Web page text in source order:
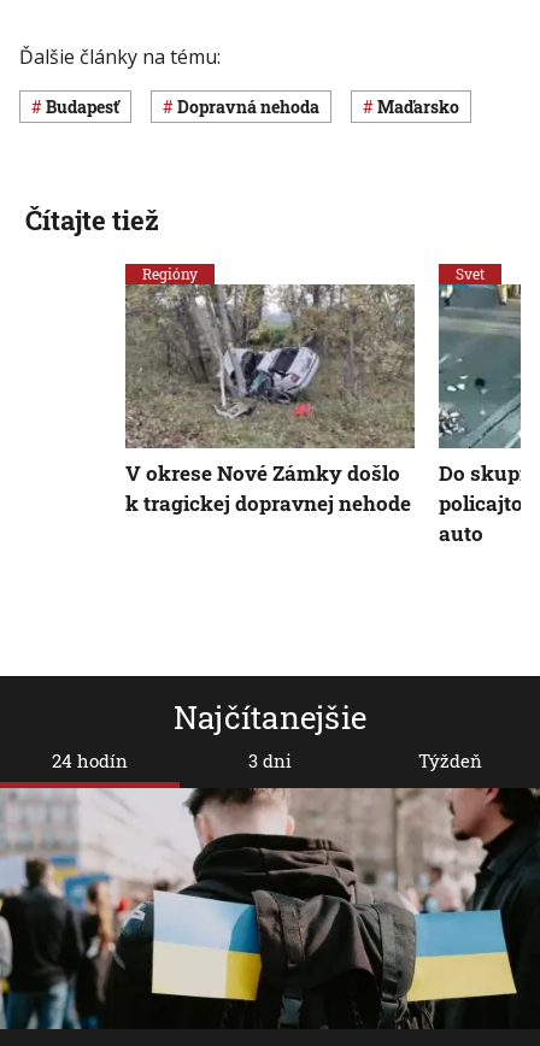
Ďalšie články na tému:
Budapesť dopravná nehoda Maďarsko
Najčítanejšie
24 hodín 3 dni Týždeň
Čítajte tiež
Regióny
V okrese Nové Zámky došlo
k tragickej dopravnej nehode
Svet
Do
auto